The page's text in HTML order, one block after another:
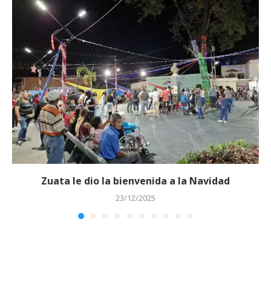
Zuata le dio la bienvenida a la Navidad
23/12/2025